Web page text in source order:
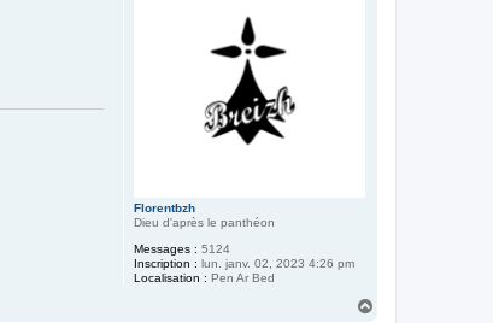
Florentbzh
Dieu d'après le panthéon
Messages : 5124
Inscription : lun. janv. 02, 2023 4:26 pm
Localisation : Pen Ar Bed